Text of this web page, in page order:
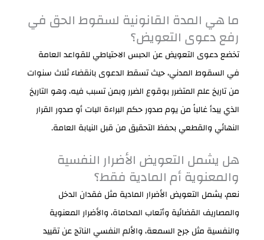
ما هي المدة القانونية لسقوط الحق في
رفع دعوى التعويض؟
تخضع دعوى التعويض عن الحبس الاحتياطي للقواعد العامة
في السقوط المدني، حيث تسقط الدعوى بانقضاء ثلاث سنوات
من تاريخ علم المتضرر بوقوع الضرر وبمن تسبب فيه، وهو التاريخ
الذي يبدأ غالباً من يوم صدور حكم البراءة البات أو صدور القرار
النهائي والقطعي بحفظ التحقيق من قبل النيابة العامة.
هل يشمل التعويض الأضرار النفسية
والمعنوية أم المادية فقط؟
نعم، يشمل التعويض الأضرار المادية مثل فقدان الدخل
والمصاريف القضائية وأتعاب المحاماة، والأضرار المعنوية
والنفسية مثل جرح السمعة، والألم النفسي الناتج عن تقييد